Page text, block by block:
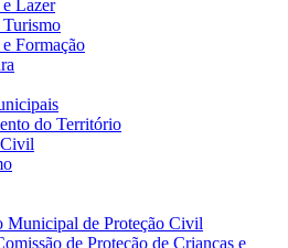
Lazer
Formação
do Território
Municipal de Proteção Civil
de Proteção de Crianças e